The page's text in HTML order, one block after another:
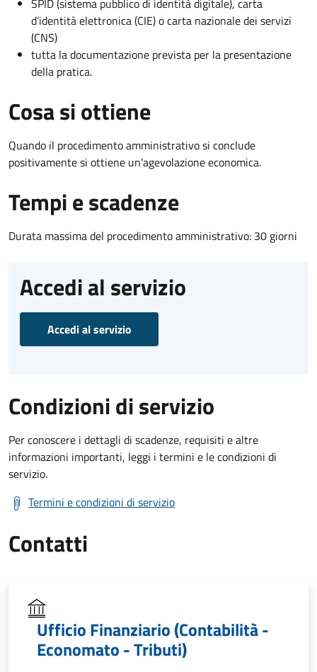
d’identità elettronica (CIE) o carta nazionale dei servizi
(CNS)
tutta la documentazione prevista per la presentazione
della pratica.
Cosa si ottiene
Quando il procedimento amministrativo si conclude
positivamente si ottiene un'agevolazione economica.
Tempi e scadenze
Durata massima del procedimento amministrativo: 30 giorni
Accedi al servizio
Accedi al servizio
Condizioni di servizio
Per conoscere i dettagli di scadenze, requisiti e altre
informazioni importanti, leggi i termini e le condizioni di
servizio.
Termini e condizioni di servizio
Contatti
Ufficio Finanziario (Contabilità -
Economato - Tributi)